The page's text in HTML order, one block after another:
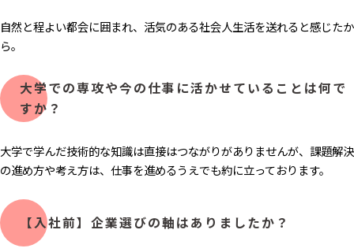
自然と程よい都会に囲まれ、活気のある社会人生活を送れると感じたか
ら。
大学での専攻や今の仕事に活かせていることは何で
すか？
大学で学んだ技術的な知識は直接はつながりがありませんが、課題解決
の進め方や考え方は、仕事を進めるうえでも約に立っております。
【入社前】企業選びの軸はありましたか？